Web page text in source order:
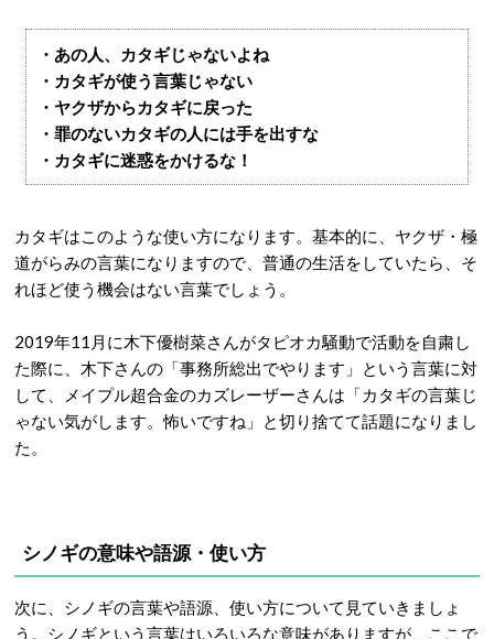
・あの人、カタギじゃないよね
・カタギが使う言葉じゃない
・ヤクザからカタギに戻った
・罪のないカタギの人には手を出すな
・カタギに迷惑をかけるな！
カタギはこのような使い方になります。基本的に、ヤクザ・極
道がらみの言葉になりますので、普通の生活をしていたら、そ
れほど使う機会はない言葉でしょう。
2019年11月に木下優樹菜さんがタピオカ騒動で活動を自粛し
た際に、木下さんの「事務所総出でやります」という言葉に対
して、メイプル超合金のカズレーザーさんは「カタギの言葉じ
ゃない気がします。怖いですね」と切り捨てて話題になりまし
た。
シノギの意味や語源・使い方
次に、シノギの言葉や語源、使い方について見ていきましょ
う。シノギという言葉はいろいろな意味がありますが、ここで